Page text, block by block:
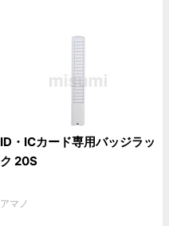
ID・ICカード専用バッジラッ
ク 20S
アマノ